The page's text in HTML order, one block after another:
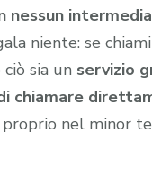
nessun
niente: se
sia un servizio
chiamare
nel minor